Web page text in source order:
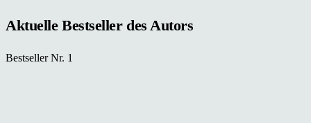
Aktuelle Bestseller des Autors
Bestseller Nr. 1